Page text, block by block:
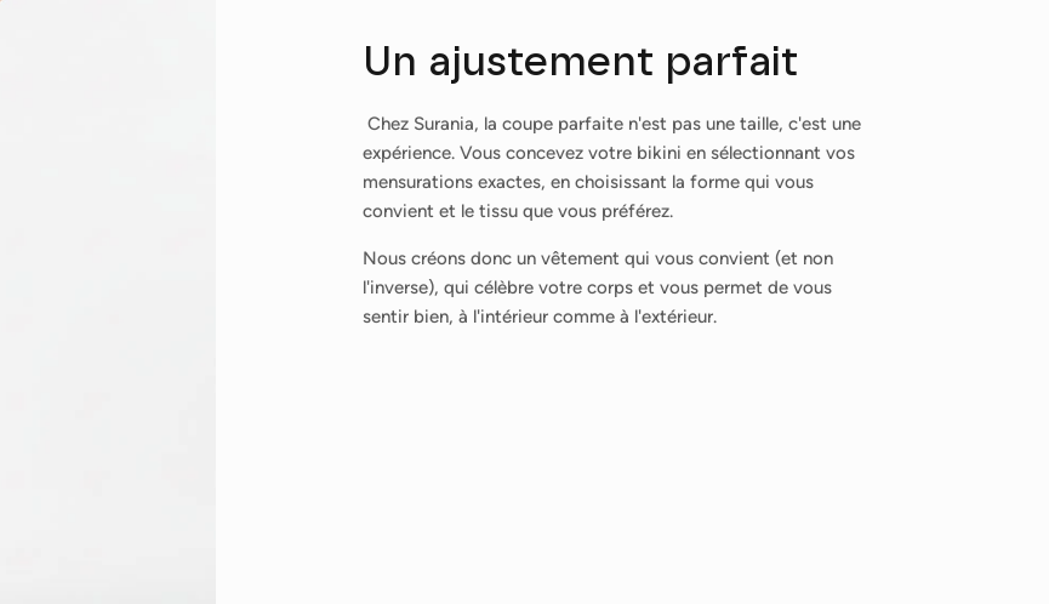
Un ajustement parfait
Chez Surania, la coupe parfaite n'est pas une taille, c'est une
expérience. Vous concevez votre bikini en sélectionnant vos
mensurations exactes, en choisissant la forme qui vous
convient et le tissu que vous préférez.
Nous créons donc un vêtement qui vous convient (et non
l'inverse), qui célèbre votre corps et vous permet de vous
sentir bien, à l'intérieur comme à l'extérieur.